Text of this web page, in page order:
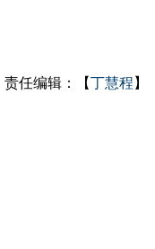
责任编辑：【丁慧程 】